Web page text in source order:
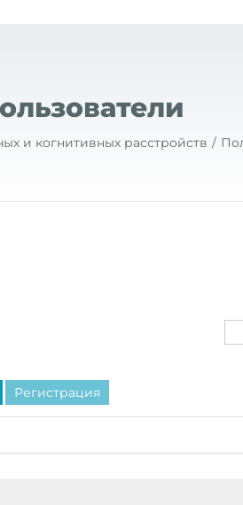
и когнитивных расстройств
Регистрация